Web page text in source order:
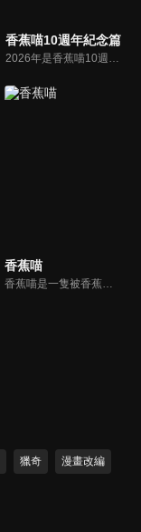
香蕉喵10週年紀念篇
香蕉喵
香蕉喵是一隻被香蕉包覆住的不可思議貓咪，沒有人看過牠被香蕉皮包住的部分......混在真正的香蕉堆中生活著。最喜歡玩樂和吃點心的牠，會趁沒有人的時候偷偷自己玩耍、小小地惡作劇，夢想是成為時尚的巧克力香蕉。
獵奇 漫畫改編